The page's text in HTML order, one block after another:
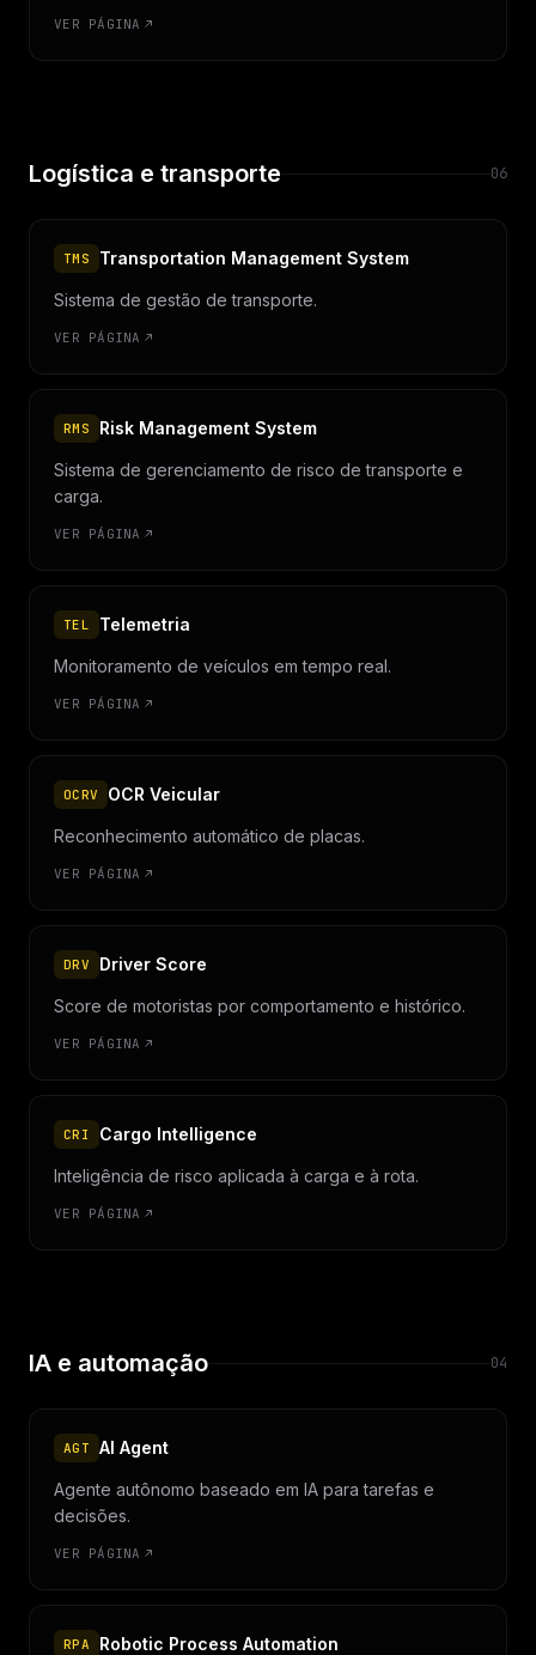
VER PÁGINA
Logística e transporte 06
TMS Transportation Management System
Sistema de gestão de transporte.
VER PÁGINA
RMS Risk Management System
Sistema de gerenciamento de risco de transporte e
carga.
VER PÁGINA
TEL Telemetria
Monitoramento de veículos em tempo real.
VER PÁGINA
OCRV OCR Veicular
Reconhecimento automático de placas.
VER PÁGINA
DRV Driver Score
Score de motoristas por comportamento e histórico.
VER PÁGINA
CRI Cargo Intelligence
Inteligência de risco aplicada à carga e à rota.
VER PÁGINA
IA e automação 04
AGT AI Agent
Agente autônomo baseado em IA para tarefas e
decisões.
VER PÁGINA
RPA Robotic Process Automation